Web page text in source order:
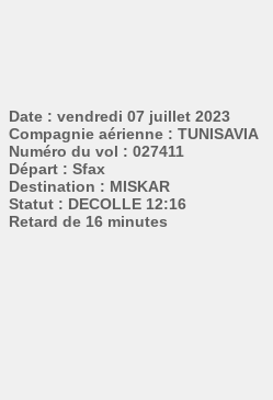
Date : vendredi 07 juillet 2023
Compagnie aérienne : TUNISAVIA
Numéro du vol : 027411
Départ : Sfax
Destination : MISKAR
Statut : DECOLLE 12:16
Retard de 16 minutes